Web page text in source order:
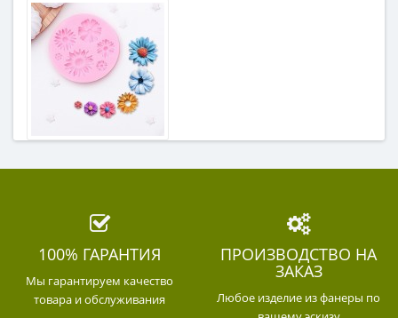
100% ГАРАНТИЯ
Мы гарантируем качество
товара и обслуживания
ПРОИЗВОДСТВО НА
ЗАКАЗ
Любое изделие из фанеры по